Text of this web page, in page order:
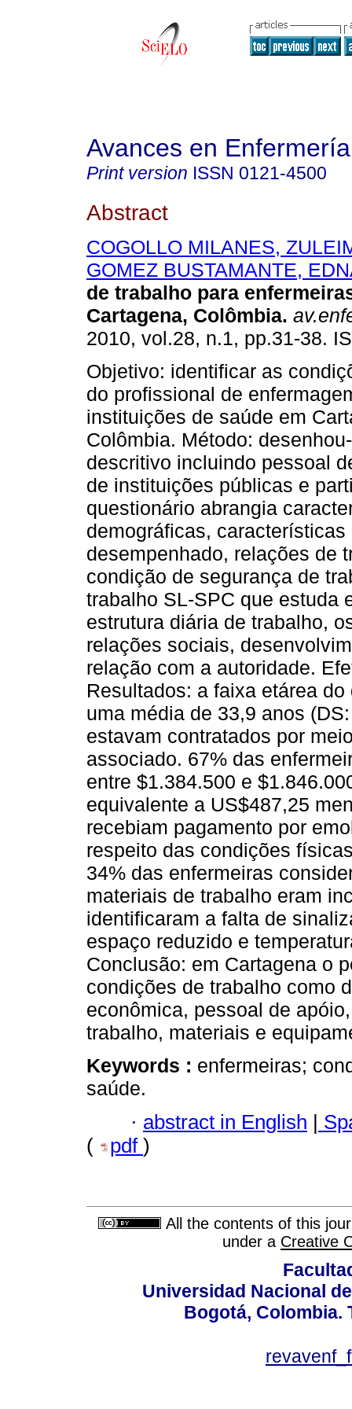
Avances en Enfermería
Print version ISSN 0121-4500
Abstract
COGOLLO MILANES,
GOMEZ BUSTAMANTE,
de trabalho para
Cartagena, Colômbia.
2010, vol.28, n.1, pp.31-38.
Objetivo: identificar as
do profissional de
instituições de saúde em
Colômbia. Método:
descritivo incluindo pessoal
de instituições públicas e
questionário abrangia
demográficas, características
desempenhado, relações de
condição de segurança de
trabalho SL-SPC que estuda
estrutura diária de trabalho,
relações sociais,
relação com a autoridade.
Resultados: a faixa etárea
uma média de 33,9 anos
estavam contratados por
associado. 67% das
entre $1.384.500 e
equivalente a US$487,25
recebiam pagamento por
respeito das condições
34% das enfermeiras
materiais de trabalho eram
identificaram a falta de
espaço reduzido e
Conclusão: em Cartagena o
condições de trabalho como
econômica, pessoal de
trabalho, materiais e
Keywords : enfermeiras;
saúde.
· abstract in English |
(
pdf )
All the contents of this
under a Creative
Universidad Nacional
Bogotá, Colombia.